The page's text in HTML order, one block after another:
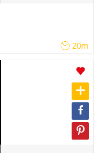
20m